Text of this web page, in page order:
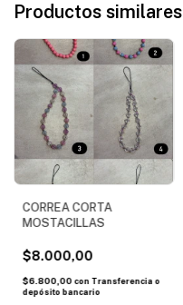
Productos similares
CORREA CORTA
MOSTACILLAS
$8.000,00
$6.800,00 con Transferencia o
depósito bancario